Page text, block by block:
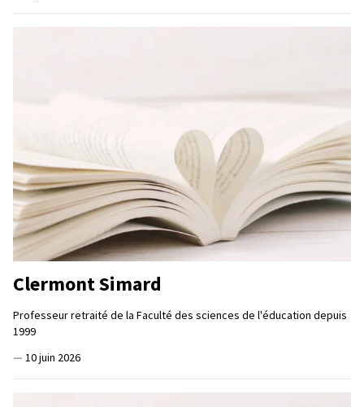
Clermont Simard
Professeur retraité de la Faculté des sciences de l'éducation depuis
1999
— 10 juin 2026